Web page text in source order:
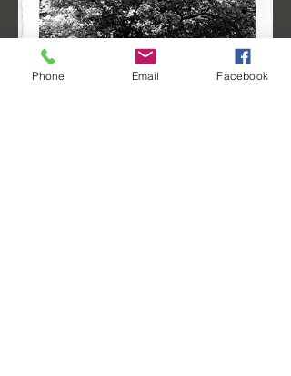
Phone Email Facebook